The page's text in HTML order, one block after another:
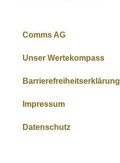
Comms AG
Unser Wertekompass
Barrierefreiheitserklärung
Impressum
Datenschutz